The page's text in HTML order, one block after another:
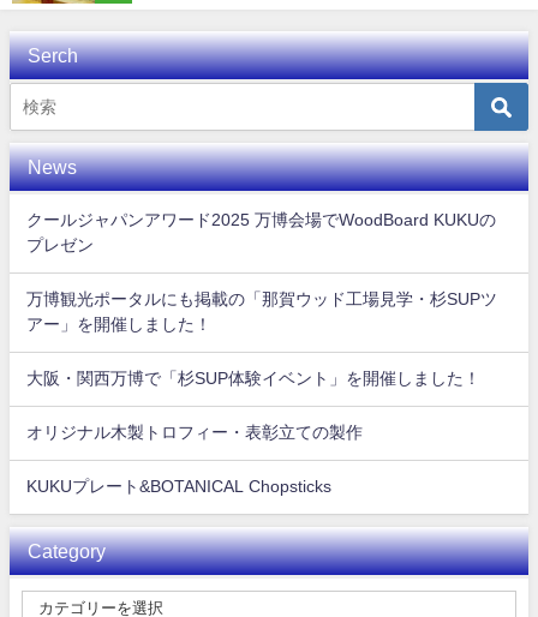
Serch
News
クールジャパンアワード2025 万博会場でWoodBoard KUKUの
プレゼン
万博観光ポータルにも掲載の「那賀ウッド工場見学・杉SUPツ
アー」を開催しました！
大阪・関西万博で「杉SUP体験イベント」を開催しました！
オリジナル木製トロフィー・表彰立ての製作
KUKUプレート&BOTANICAL Chopsticks
Category